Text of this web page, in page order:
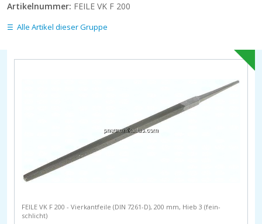
Artikelnummer: FEILE VK F 200
Alle Artikel dieser Gruppe
FEILE VK F 200 - Vierkantfeile (DIN 7261-D), 200 mm, Hieb 3 (fein-
schlicht)